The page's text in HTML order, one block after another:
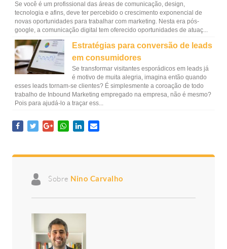
Se você é um profissional das áreas de comunicação, design,
tecnologia e afins, deve ter percebido o crescimento exponencial de
novas oportunidades para trabalhar com marketing. Nesta era pós-
google, a comunicação digital tem oferecido oportunidades de atuaç...
Estratégias para conversão de leads
em consumidores
Se transformar visitantes esporádicos em leads já
é motivo de muita alegria, imagina então quando
esses leads tornam-se clientes? É simplesmente a coroação de todo
trabalho de Inbound Marketing empregado na empresa, não é mesmo?
Pois para ajudá-lo a traçar ess...
Sobre Nino Carvalho